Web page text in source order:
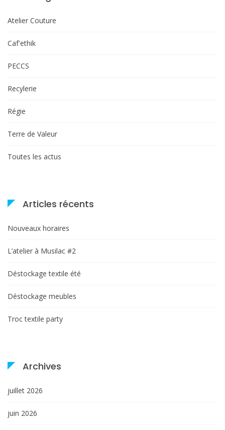
Atelier Couture
Caf'ethik
PECCS
Recylerie
Régie
Terre de Valeur
Toutes les actus
Articles récents
Nouveaux horaires
L’atelier à Musilac #2
Déstockage textile été
Déstockage meubles
Troc textile party
Archives
juillet 2026
juin 2026